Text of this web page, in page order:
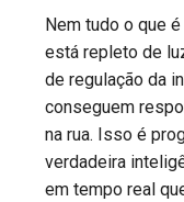
Nem tudo o que
está repleto de
de regulação da
conseguem
na rua. Isso é
verdadeira
em tempo real